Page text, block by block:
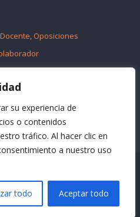
su experiencia de
o contenidos
tráfico. Al hacer clic en
a nuestro uso
todo Aceptar todo
Oposiciones